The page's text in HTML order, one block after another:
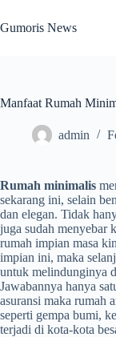
to
content
Gumoris News
Manfaat Rumah
admin
Rumah minimalis
sekarang ini, selain
dan elegan. Tidak
juga sudah menyebar
rumah impian masa
impian ini, maka
untuk melindunginya
Jawabannya hanya
asuransi maka rumah
seperti gempa bumi,
terjadi di kota-kota